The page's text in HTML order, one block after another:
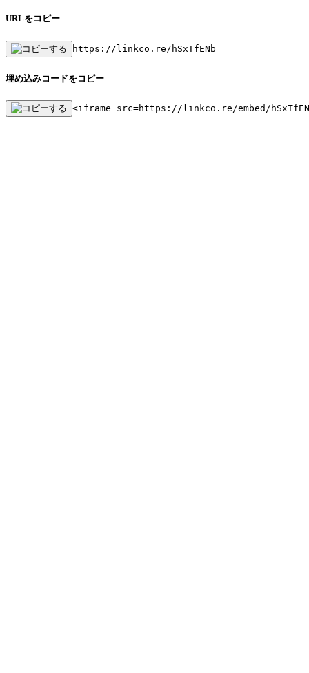
URLをコピー
https://linkco.re/hSxTfENb
埋め込みコードをコピー
<iframe src=https://linkco.re/embed/